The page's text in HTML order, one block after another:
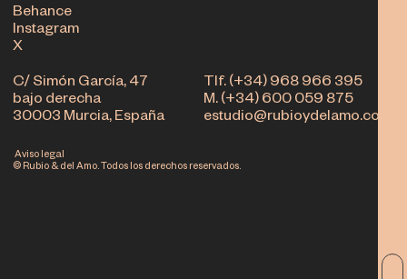
Tlf. (+34) 968 966 395
M. (+34) 600 059 875
estudio@rubioydelamo.com
C/ Simón García, 47
bajo derecha
30003 Murcia, España
Behance
Instagram
X
© Rubio & del Amo. Todos los derechos reservados.
Aviso legal